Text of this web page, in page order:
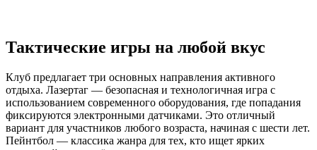
Тактические игры на любой вкус
Клуб предлагает три основных направления активного
отдыха. Лазертаг — безопасная и технологичная игра с
использованием современного оборудования, где попадания
фиксируются электронными датчиками. Это отличный
вариант для участников любого возраста, начиная с шести лет.
Пейнтбол — классика жанра для тех, кто ищет ярких